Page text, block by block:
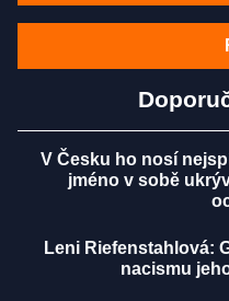
V Česku ho nosí
jméno v sobě
Leni Riefenstahlová:
nacismu